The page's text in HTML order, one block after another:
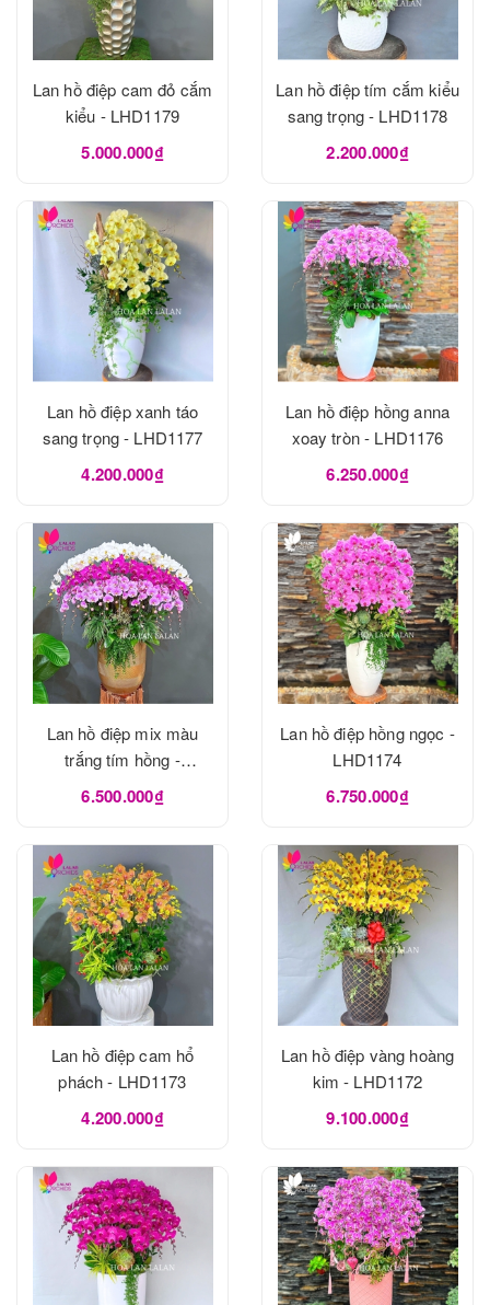
Lan hồ điệp cam đỏ cắm
kiểu - LHD1179
5.000.000₫
Lan hồ điệp tím cắm kiểu
sang trọng - LHD1178
2.200.000₫
Lan hồ điệp xanh táo
sang trọng - LHD1177
4.200.000₫
Lan hồ điệp hồng anna
xoay tròn - LHD1176
6.250.000₫
Lan hồ điệp mix màu
trắng tím hồng -
LHD1175
6.500.000₫
Lan hồ điệp hồng ngọc -
LHD1174
6.750.000₫
Lan hồ điệp cam hổ
phách - LHD1173
4.200.000₫
Lan hồ điệp vàng hoàng
kim - LHD1172
9.100.000₫